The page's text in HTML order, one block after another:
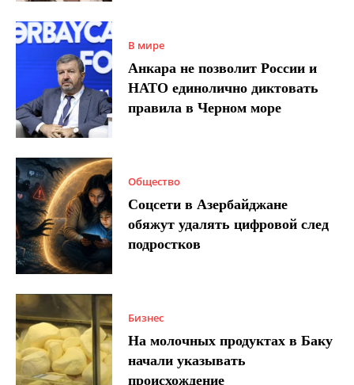
В мире
Анкара не позволит России и
НАТО единолично диктовать
правила в Черном море
Общество
Соцсети в Азербайджане
обяжут удалять цифровой след
подростков
Бизнес
На молочных продуктах в Баку
начали указывать
происхождение